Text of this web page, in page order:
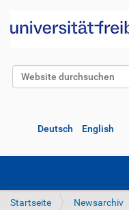
Website durchsuchen
Deutsch English
Startseite
Newsarchiv